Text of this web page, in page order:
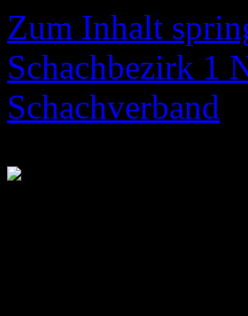
Zum Inhalt
Schachbezirk 1
Schachverband